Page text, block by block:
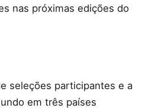
nas próximas edições do
seleções participantes e a
em três países